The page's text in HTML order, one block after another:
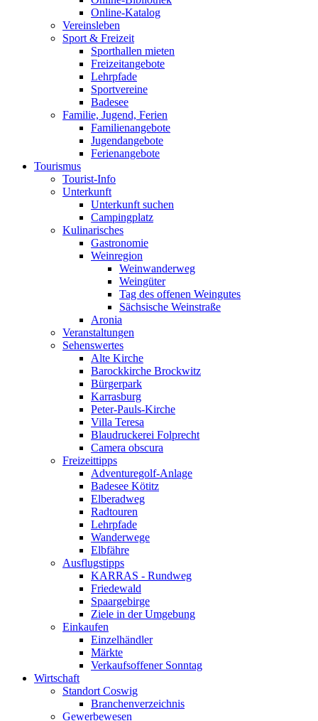
Online-Katalog
Vereinsleben
Sport & Freizeit
Sporthallen mieten
Freizeitangebote
Lehrpfade
Sportvereine
Badesee
Familie, Jugend, Ferien
Familienangebote
Jugendangebote
Ferienangebote
Tourismus
Tourist-Info
Unterkunft
Unterkunft suchen
Campingplatz
Kulinarisches
Gastronomie
Weinregion
Weinwanderweg
Weingüter
Tag des offenen Weingutes
Sächsische Weinstraße
Aronia
Veranstaltungen
Sehenswertes
Alte Kirche
Barockkirche Brockwitz
Bürgerpark
Karrasburg
Peter-Pauls-Kirche
Villa Teresa
Blaudruckerei Folprecht
Camera obscura
Freizeittipps
Adventuregolf-Anlage
Badesee Kötitz
Elberadweg
Radtouren
Lehrpfade
Wanderwege
Elbfähre
Ausflugstipps
KARRAS - Rundweg
Friedewald
Spaargebirge
Ziele in der Umgebung
Einkaufen
Einzelhändler
Märkte
Verkaufsoffener Sonntag
Wirtschaft
Standort Coswig
Branchenverzeichnis
Gewerbewesen